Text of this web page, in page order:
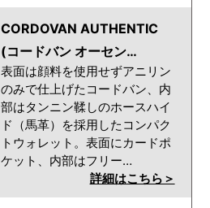
CORDOVAN AUTHENTIC
(コードバン オーセン…
表面は顔料を使用せずアニリン
のみで仕上げたコードバン、内
部はタンニン鞣しのホースハイ
ド（馬革）を採用したコンパク
トウォレット。表面にカードポ
ケット、内部はフリー…
詳細はこちら＞